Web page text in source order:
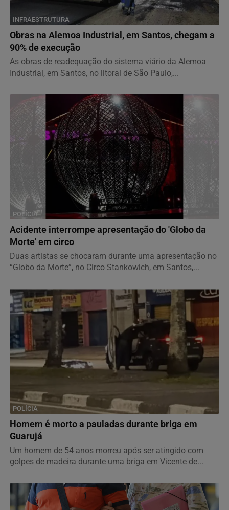
INFRAESTRUTURA
Obras na Alemoa Industrial, em Santos, chegam a
90% de execução
As obras de readequação do sistema viário da Alemoa
Industrial, em Santos, no litoral de São Paulo,...
POLÍCIA
Acidente interrompe apresentação do 'Globo da
Morte' em circo
Duas artistas se chocaram durante uma apresentação no
“Globo da Morte”, no Circo Stankowich, em Santos,...
POLÍCIA
Homem é morto a pauladas durante briga em
Guarujá
Um homem de 54 anos morreu após ser atingido com
golpes de madeira durante uma briga em Vicente de...